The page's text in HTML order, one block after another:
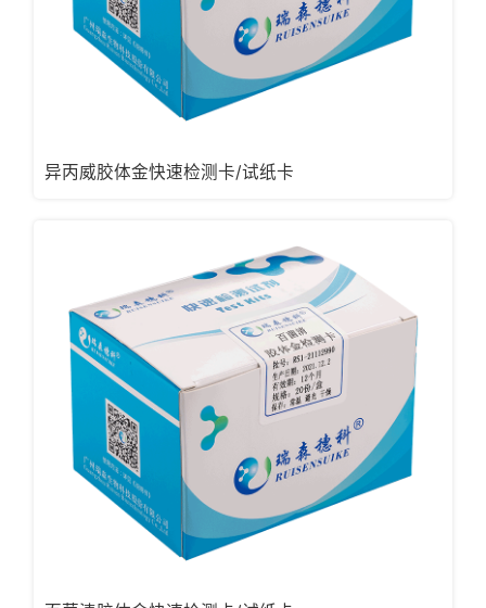
异丙威胶体金快速检测卡/试纸卡